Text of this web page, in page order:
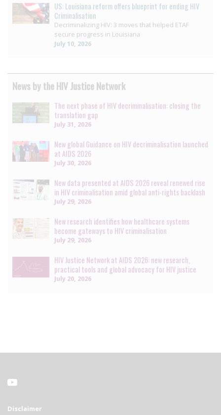
US: Louisiana reform offers blueprint for ending HIV
Criminalisation
Decriminalizing HIV: 3 moves that helped ETAF
secure progress in Louisiana
July 10, 2026
News by the HIV Justice Network
The next phase of HIV decriminalisation: closing the
translation gap
July 31, 2026
New global Guidance on HIV decriminalisation launched
at AIDS 2026
July 30, 2026
New data presented at AIDS 2026 reveal renewed rise
in HIV criminalisation amid global anti-rights backlash
July 29, 2026
New research identifies how healthcare systems
become gateways to HIV criminalisation
July 29, 2026
HIV Justice Network at AIDS 2026: new research,
practical tools and global advocacy for HIV justice
July 20, 2026
Disclaimer